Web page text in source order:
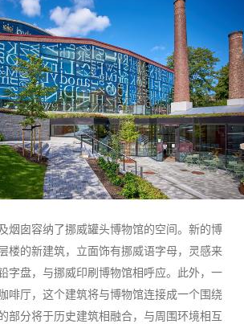
烟囱容纳了挪威罐头博物馆的空间。新的博
楼的新建筑，立面饰有挪威语字母，灵感来
字盘，与挪威印刷博物馆相呼应。此外，一
啡厅，这个建筑将与博物馆连接成一个围绕
部分将于历史建筑相融合，与周围环境相互